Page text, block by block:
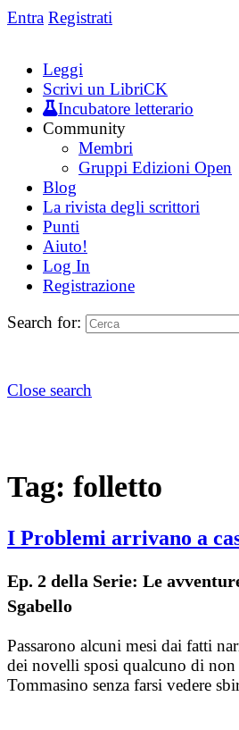
Entra Registrati
Leggi
Scrivi un LibriCK
Incubatore letterario
Community
Membri
Gruppi Edizioni Open
Blog
La rivista degli scrittori
Punti
Aiuto!
Log In
Registrazione
Search for:
Close search
Tag: folletto
I Problemi arrivano a
Ep. 2 della Serie: Le
Sgabello
Passarono alcuni mesi dai fatti
dei novelli sposi qualcuno di non
Tommasino senza farsi vedere